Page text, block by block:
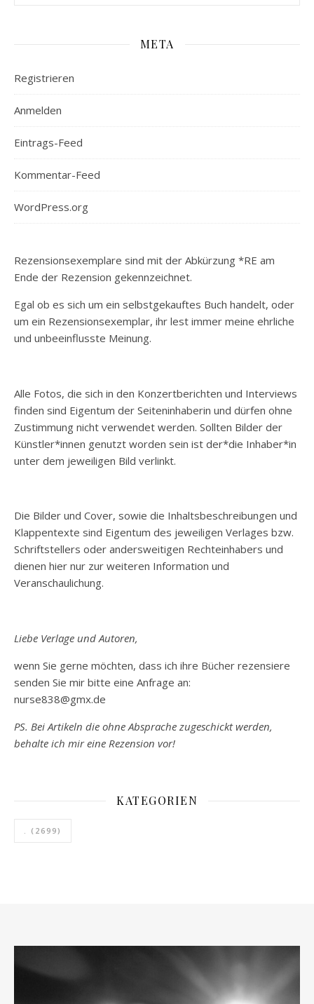
META
Registrieren
Anmelden
Eintrags-Feed
Kommentar-Feed
WordPress.org
Rezensionsexemplare sind mit der Abkürzung *RE am
Ende der Rezension gekennzeichnet.
Egal ob es sich um ein selbstgekauftes Buch handelt, oder
um ein Rezensionsexemplar, ihr lest immer meine ehrliche
und unbeeinflusste Meinung.
Alle Fotos, die sich in den Konzertberichten und Interviews
finden sind Eigentum der Seiteninhaberin und dürfen ohne
Zustimmung nicht verwendet werden. Sollten Bilder der
Künstler*innen genutzt worden sein ist der*die Inhaber*in
unter dem jeweiligen Bild verlinkt.
Die Bilder und Cover, sowie die Inhaltsbeschreibungen und
Klappentexte sind Eigentum des jeweiligen Verlages bzw.
Schriftstellers oder andersweitigen Rechteinhabers und
dienen hier nur zur weiteren Information und
Veranschaulichung.
Liebe Verlage und Autoren,
wenn Sie gerne möchten, dass ich ihre Bücher rezensiere
senden Sie mir bitte eine Anfrage an:
nurse838@gmx.de
PS. Bei Artikeln die ohne Absprache zugeschickt werden,
behalte ich mir eine Rezension vor!
KATEGORIEN
. (2699)